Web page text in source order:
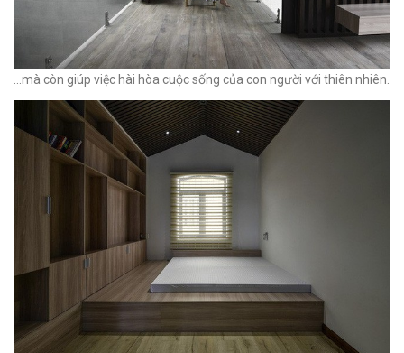
...mà còn giúp việc hài hòa cuộc sống của con người với thiên nhiên.